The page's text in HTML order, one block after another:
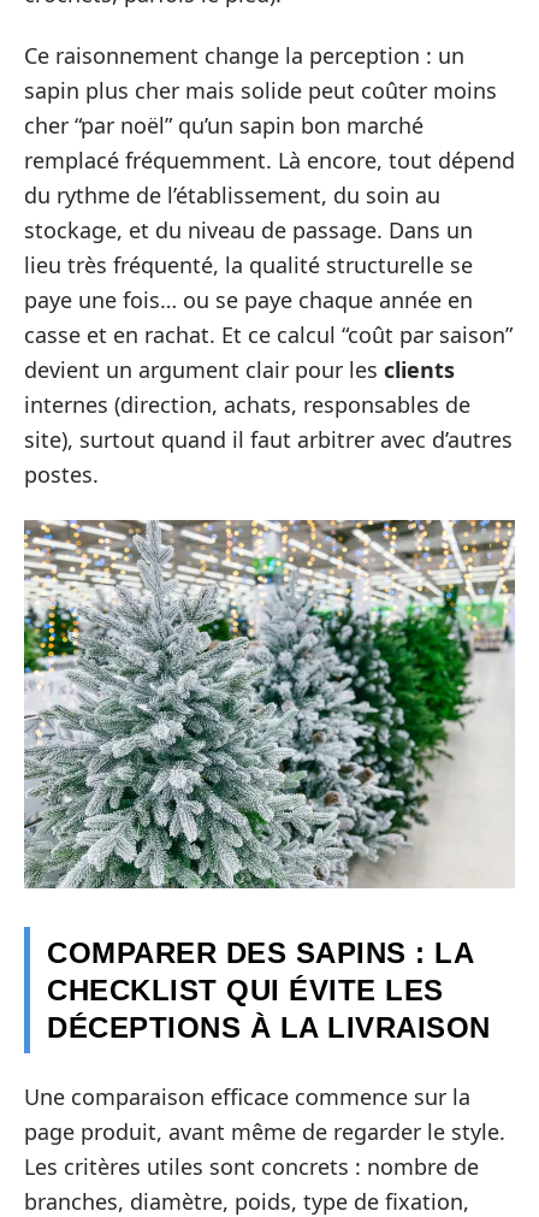
Ce raisonnement change la perception : un
sapin plus cher mais solide peut coûter moins
cher “par noël” qu’un sapin bon marché
remplacé fréquemment. Là encore, tout dépend
du rythme de l’établissement, du soin au
stockage, et du niveau de passage. Dans un
lieu très fréquenté, la qualité structurelle se
paye une fois… ou se paye chaque année en
casse et en rachat. Et ce calcul “coût par saison”
devient un argument clair pour les clients
internes (direction, achats, responsables de
site), surtout quand il faut arbitrer avec d’autres
postes.
COMPARER DES SAPINS : LA
CHECKLIST QUI ÉVITE LES
DÉCEPTIONS À LA LIVRAISON
Une comparaison efficace commence sur la
page produit, avant même de regarder le style.
Les critères utiles sont concrets : nombre de
branches, diamètre, poids, type de fixation,